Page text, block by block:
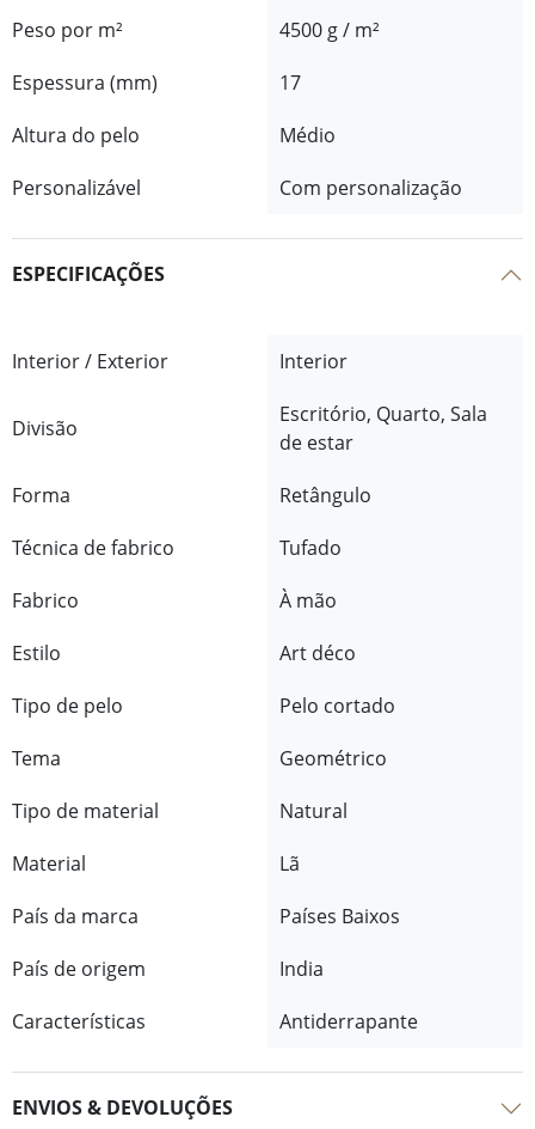
Peso por m²
4500 g / m²
Espessura (mm)
17
Altura do pelo
Médio
Personalizável
Com personalização
ESPECIFICAÇÕES
Interior / Exterior Interior
Divisão
Escritório, Quarto, Sala
de estar
Forma
Retângulo
Técnica de fabrico
Tufado
Fabrico
À mão
Estilo
Art déco
Tipo de pelo
Pelo cortado
Tema
Geométrico
Tipo de material
Natural
Material
Lã
País da marca
Países Baixos
País de origem
India
Características
Antiderrapante
ENVIOS & DEVOLUÇÕES